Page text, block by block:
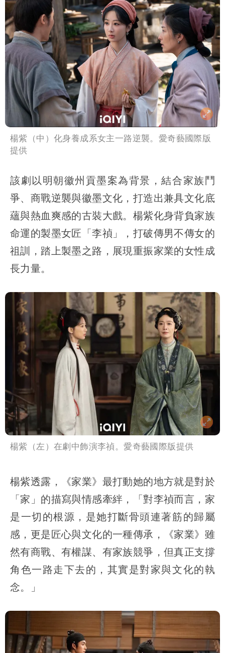
楊紫（中）化身養成系女主一路逆襲。愛奇藝國際版
提供
該劇以明朝徽州貢墨案為背景，結合家族鬥
爭、商戰逆襲與徽墨文化，打造出兼具文化底
蘊與熱血爽感的古裝大戲。楊紫化身背負家族
命運的製墨女匠「李禎」，打破傳男不傳女的
祖訓，踏上製墨之路，展現重振家業的女性成
長力量。
楊紫（左）在劇中飾演李禎。愛奇藝國際版提供
楊紫透露，《家業》最打動她的地方就是對於
「家」的描寫與情感牽絆，「對李禎而言，家
是一切的根源，是她打斷骨頭連著筋的歸屬
感，更是匠心與文化的一種傳承，《家業》雖
然有商戰、有權謀、有家族競爭，但真正支撐
角色一路走下去的，其實是對家與文化的執
念。」